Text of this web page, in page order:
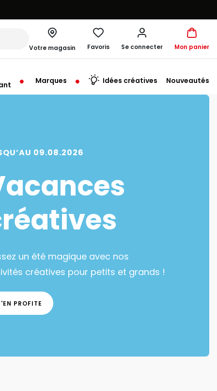
Votre magasin
à 10:00
Favoris Se connecter Mon panier
Marques Idées créatives Nouveautés
09.08.2026
un été magique avec nos
créatives pour petits et grands !
PROFITE